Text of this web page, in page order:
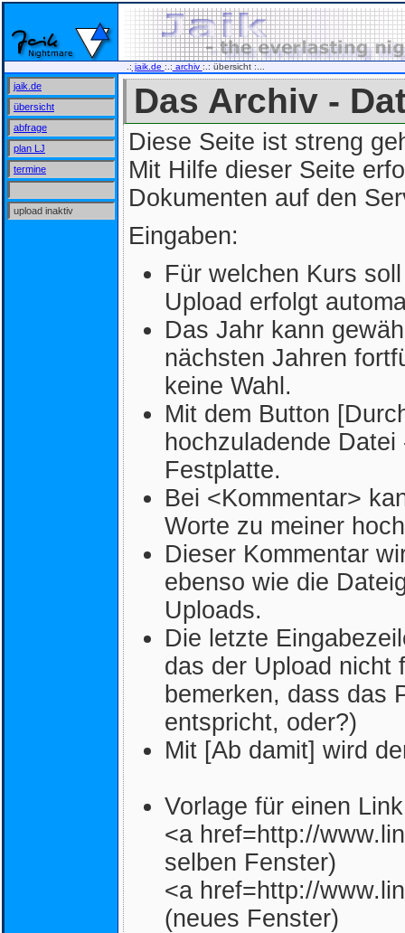
.: jaik.de :.: archiv :.: übersicht :...
jaik.de
übersicht
abfrage
plan LJ
termine
upload inaktiv
Das Archiv -
Diese Seite ist streng
Mit Hilfe dieser Seite
Dokumenten auf den
Eingaben:
Für welchen Kurs
Upload erfolgt
Das Jahr kann
nächsten Jahren
keine Wahl.
Mit dem Button
hochzuladende
Festplatte.
Bei <Kommentar>
Worte zu meiner
Dieser Kommentar
ebenso wie die
Uploads.
Die letzte
das der Upload nicht
bemerken, dass das
entspricht, oder?)
Mit [Ab damit] wird
Vorlage für einen
<a href=http://
selben Fenster)
<a href=http://
(neues Fenster)